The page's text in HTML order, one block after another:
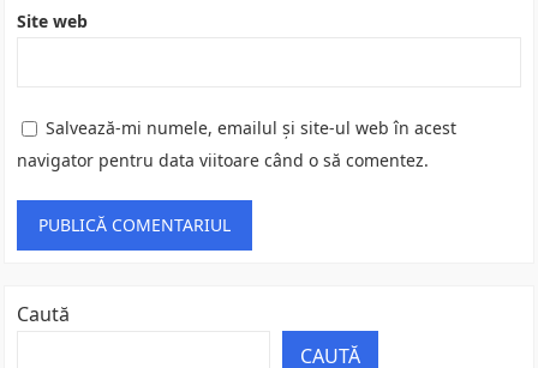
Site web
Salvează-mi numele, emailul și site-ul web în acest
navigator pentru data viitoare când o să comentez.
Caută
CAUTĂ